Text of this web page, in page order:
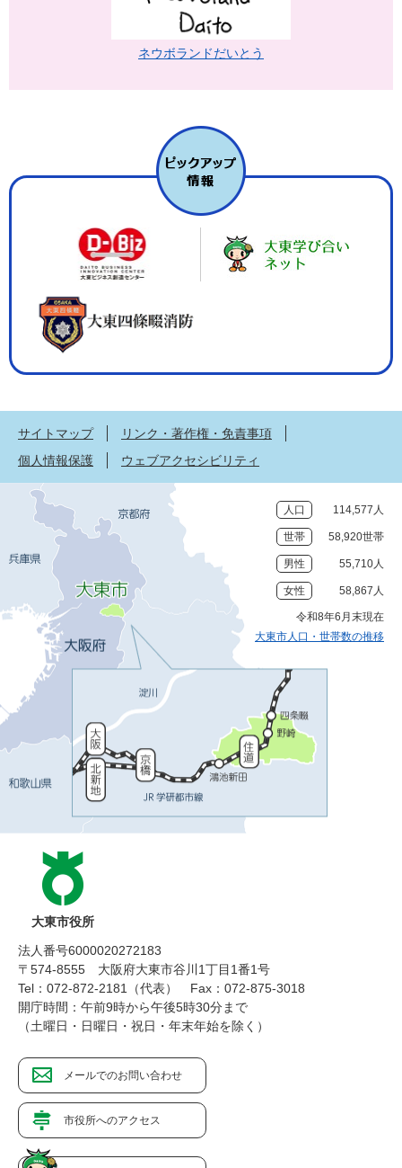
ネウボランドだいとう
サイトマップ
リンク・著作権・免責事項
個人情報保護
ウェブアクセシビリティ
人口 114,577人
世帯 58,920世帯
男性 55,710人
女性 58,867人
令和8年6月末現在
大東市人口・世帯数の推移
大東市役所
法人番号6000020272183
〒574-8555 大阪府大東市谷川1丁目1番1号
Tel：072-872-2181（代表）
Fax：072-875-3018
開庁時間：午前9時から午後5時30分まで
（土曜日・日曜日・祝日・年末年始を除く）
メールでのお問い合わせ
市役所へのアクセス